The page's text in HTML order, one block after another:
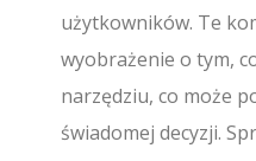
użytkowników. Te
wyobrażenie o tym,
narzędziu, co może
świadomej decyzji.